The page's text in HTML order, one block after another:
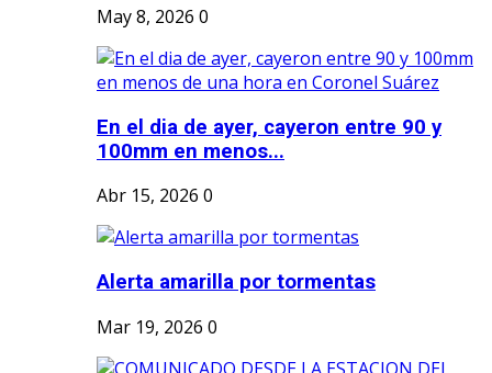
May 8, 2026 0
En el dia de ayer, cayeron entre 90 y
100mm en menos...
Abr 15, 2026 0
Alerta amarilla por tormentas
Mar 19, 2026 0